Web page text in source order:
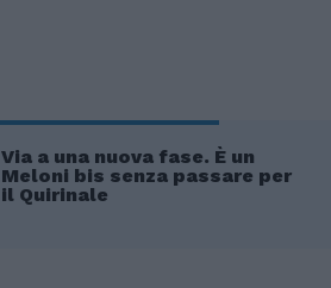
Via a una nuova fase. È un
Meloni bis senza passare per
il Quirinale